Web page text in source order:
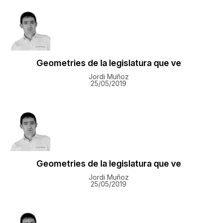
Geometries de la legislatura que ve
Jordi Muñoz
25/05/2019
Geometries de la legislatura que ve
Jordi Muñoz
25/05/2019